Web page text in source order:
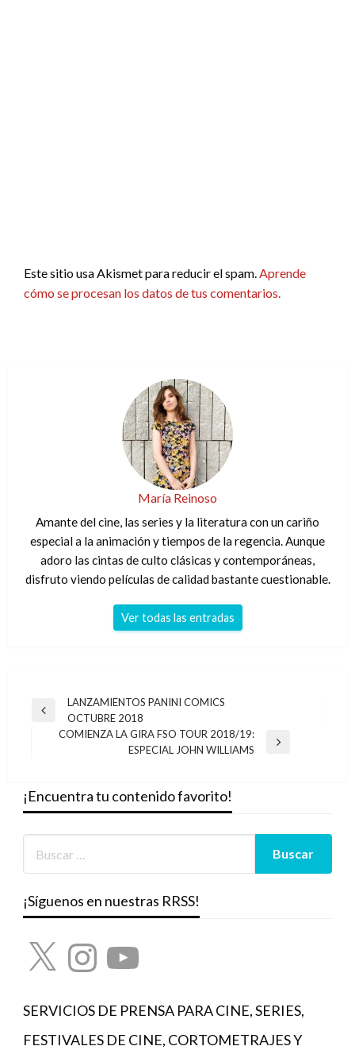
Este sitio usa Akismet para reducir el spam.Aprende
cómo se procesan los datos de tus comentarios.
María Reinoso
Amante del cine, las series y la literatura con un cariño
especial a la animación y tiempos de la regencia. Aunque
adoro las cintas de culto clásicas y contemporáneas,
disfruto viendo películas de calidad bastante cuestionable.
Ver todas las entradas
Navegación
Entrada
anterior
LANZAMIENTOS PANINI COMICS
OCTUBRE 2018
COMIENZA LA GIRA FSO TOUR 2018/19:
ESPECIAL JOHN WILLIAMS
¡Encuentra tu contenido favorito!
¡Síguenos en nuestras RRSS!
X InstagramYouTube
SERVICIOS DE PRENSA PARA CINE, SERIES,
FESTIVALES DE CINE, CORTOMETRAJES Y